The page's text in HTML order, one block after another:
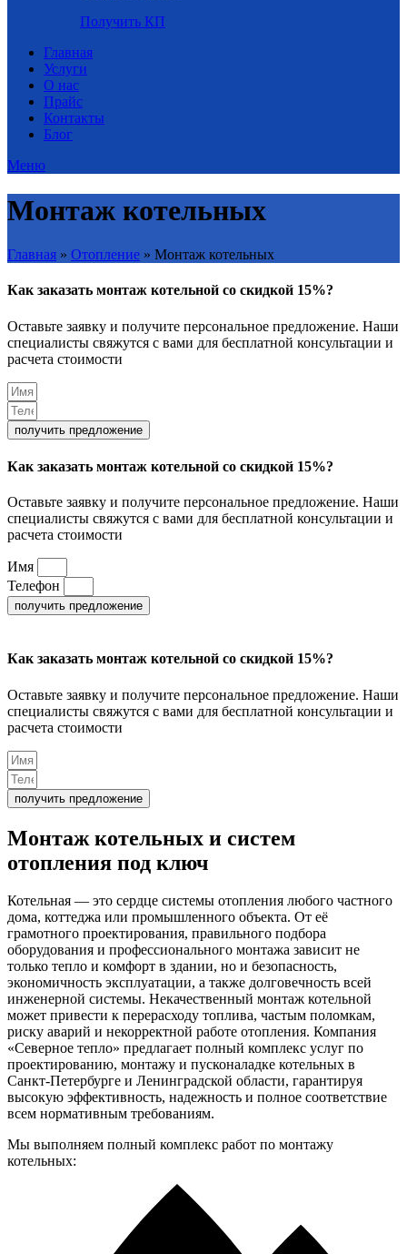
Получить КП
Главная
Услуги
О нас
Прайс
Контакты
Блог
Меню
Монтаж котельных
Главная » Отопление » Монтаж котельных
Как заказать монтаж котельной со скидкой 15%?
Оставьте заявку и получите персональное предложение. Наши
специалисты свяжутся с вами для бесплатной консультации и
расчета стоимости
получить предложение
Как заказать монтаж котельной со скидкой 15%?
Оставьте заявку и получите персональное предложение. Наши
специалисты свяжутся с вами для бесплатной консультации и
расчета стоимости
Имя
Телефон
получить предложение
Как заказать монтаж котельной со скидкой 15%?
Оставьте заявку и получите персональное предложение. Наши
специалисты свяжутся с вами для бесплатной консультации и
расчета стоимости
получить предложение
Монтаж котельных и систем
отопления под ключ
Котельная — это сердце системы отопления любого частного
дома, коттеджа или промышленного объекта. От её
грамотного проектирования, правильного подбора
оборудования и профессионального монтажа зависит не
только тепло и комфорт в здании, но и безопасность,
экономичность эксплуатации, а также долговечность всей
инженерной системы. Некачественный монтаж котельной
может привести к перерасходу топлива, частым поломкам,
риску аварий и некорректной работе отопления. Компания
«Северное тепло» предлагает полный комплекс услуг по
проектированию, монтажу и пусконаладке котельных в
Санкт-Петербурге и Ленинградской области, гарантируя
высокую эффективность, надежность и полное соответствие
всем нормативным требованиям.
Мы выполняем полный комплекс работ по монтажу
котельных: